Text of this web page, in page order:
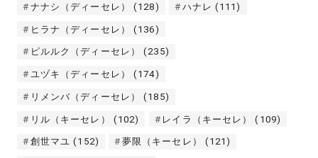
ナナシ（ディーセレ） (128) ハナレ (111)
ヒラナ（ディーセレ） (136)
ピルルク（ディーセレ） (235)
ユヅキ（ディーセレ） (174)
リメンバ（ディーセレ） (185)
リル（キーセレ） (102) レイラ（キーセレ） (109)
創世マユ (152) 夢限（キーセレ） (121)